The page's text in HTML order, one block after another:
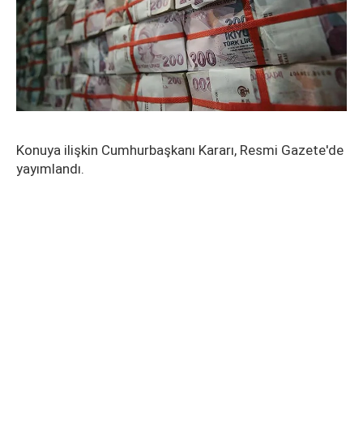
Konuya ilişkin Cumhurbaşkanı Kararı, Resmi Gazete'de
yayımlandı.